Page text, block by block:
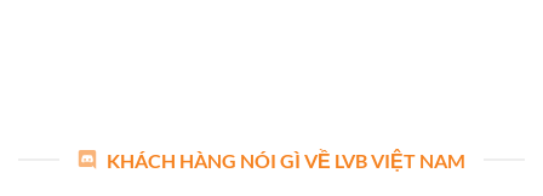
KHÁCH HÀNG NÓI GÌ VỀ LVB VIỆT NAM